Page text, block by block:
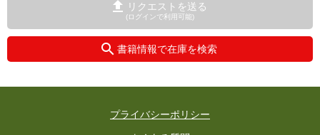
リクエストを送る
(ログインで利用可能)
書籍情報で在庫を検索
プライバシーポリシー